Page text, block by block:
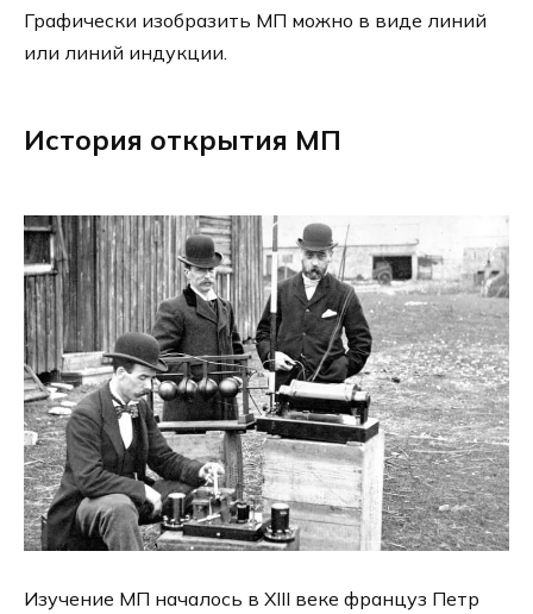
Графически изобразить МП можно в виде линий
или линий индукции.
История открытия МП
Изучение МП началось в XIII веке француз Петр